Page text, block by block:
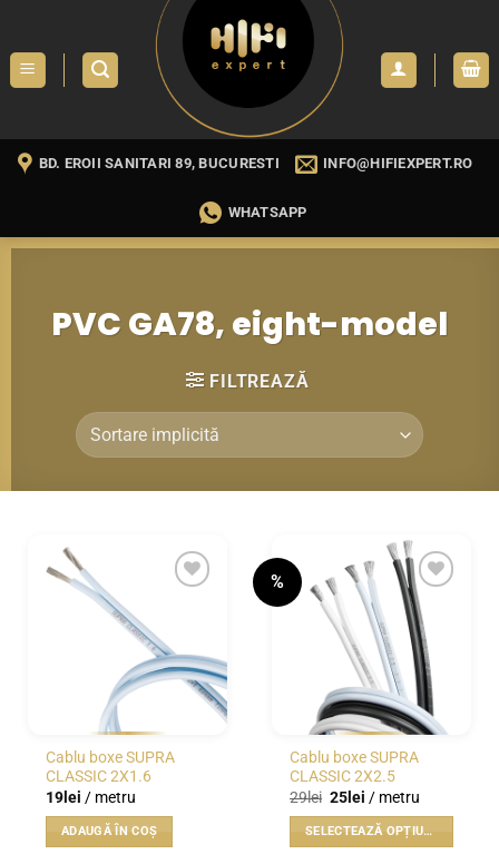
content
BD. EROII SANITARI 89, BUCURESTI INFO@HIFIEXPERT.RO
WHATSAPP
PVC GA78, eight-model
FILTREAZĂ
Cablu boxe SUPRA
CLASSIC 2X1.6
19lei / metru
ADAUGĂ ÎN COȘ
%
WISHLIST
Cablu boxe SUPRA
CLASSIC 2X2.5
29lei Prețul
a
fost:
29lei.
25lei Prețul
curent
este:
25lei.
/ metru
SELECTEAZĂ OPȚIUNILE